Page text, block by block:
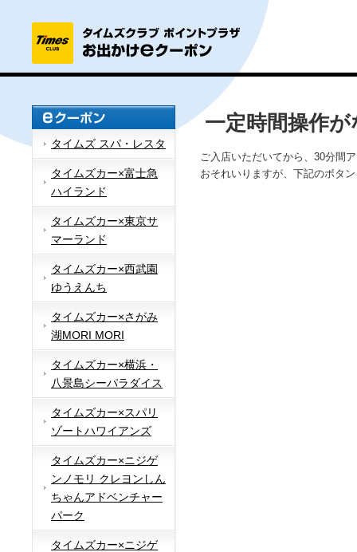
タイムズ スパ・レスタ
タイムズカー×富士急
ハイランド
タイムズカー×東京サ
マーランド
タイムズカー×西武園
ゆうえんち
タイムズカー×さがみ
湖MORI MORI
タイムズカー×横浜・
八景島シーパラダイス
タイムズカー×スパリ
ゾートハワイアンズ
タイムズカー×ニジゲ
ンノモリ クレヨンしん
ちゃんアドベンチャー
パーク
タイムズカー×ニジゲ
一定時間操作
ご入店いただいてから、30分間
おそれいりますが、下記のボタ